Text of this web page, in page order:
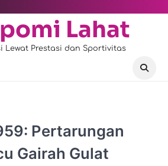
Lahat
Lewat Prestasi dan Sportivitas
Pertarungan
Gairah Gulat